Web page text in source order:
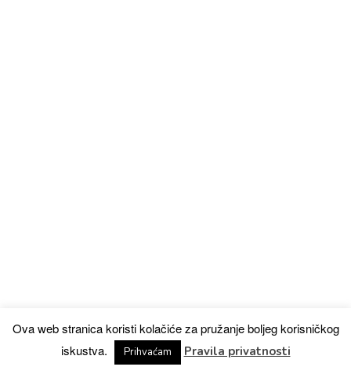
Ova web stranica koristi kolačiće za pružanje boljeg korisničkog
iskustva.
Prihvaćam Pravila privatnosti